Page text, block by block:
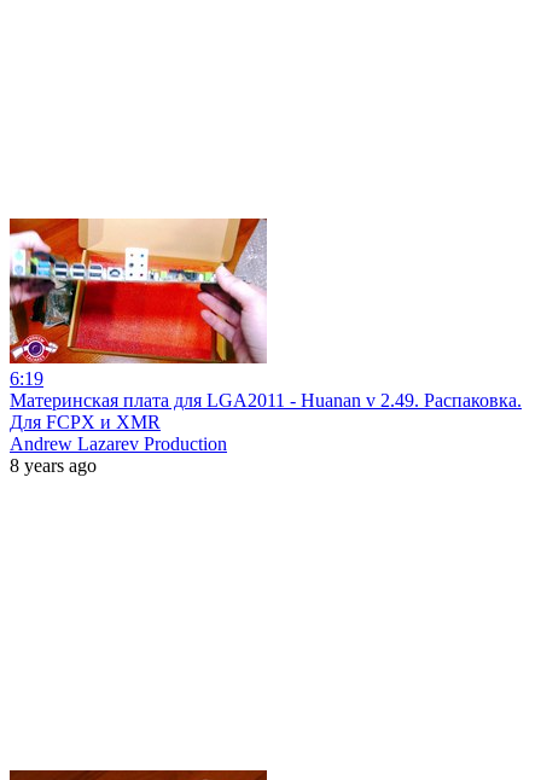
6:19
Материнская плата для LGA2011 - Huanan v 2.49. Распаковка.
Для FCPX и XMR
Andrew Lazarev Production
8 years ago